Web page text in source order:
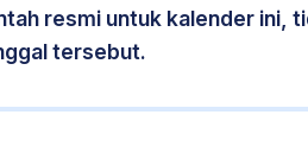
resmi untuk kalender ini,
tersebut.